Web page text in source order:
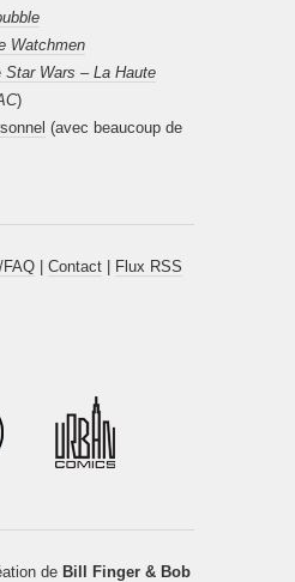
Watchmen
Star Wars – La Haute
)
(avec beaucoup de
| Contact| Flux RSS
de Bill Finger & Bob